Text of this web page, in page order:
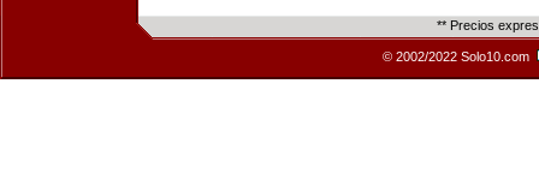
** Precios
© 2002/2022 Solo10.com